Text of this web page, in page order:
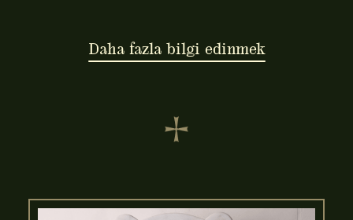
Daha fazla bilgi edinmek